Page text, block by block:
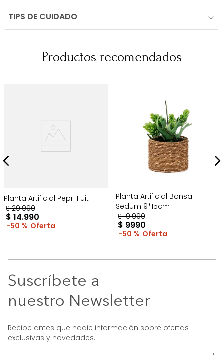
TIPS DE CUIDADO
Productos recomendados
Planta Artificial Pepri Fuit
$ 29.990
$ 14.990
50 %
Planta Artificial Bonsai
Sedum 9*15cm
$ 19.990
$ 9990
50 %
Suscríbete a
nuestro Newsletter
Recibe antes que nadie información sobre ofertas
exclusivas y novedades.